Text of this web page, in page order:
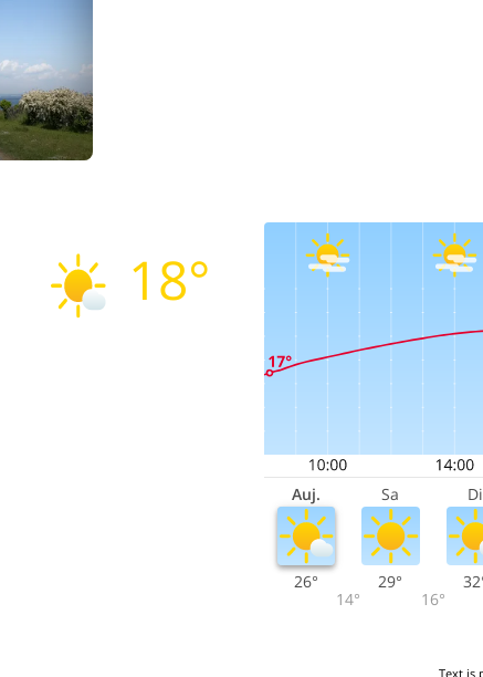
18°
Auj. Sa Di
26°
14°
29°
16°
Text is